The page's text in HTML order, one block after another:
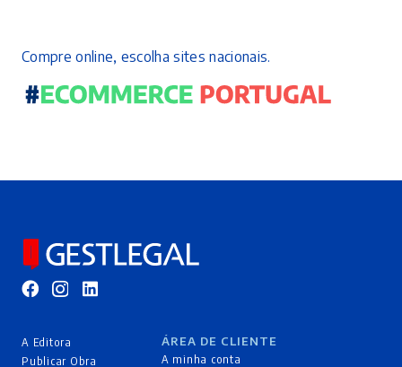
Compre online, escolha sites nacionais.
A Editora
Publicar Obra
ÁREA DE CLIENTE
A minha conta